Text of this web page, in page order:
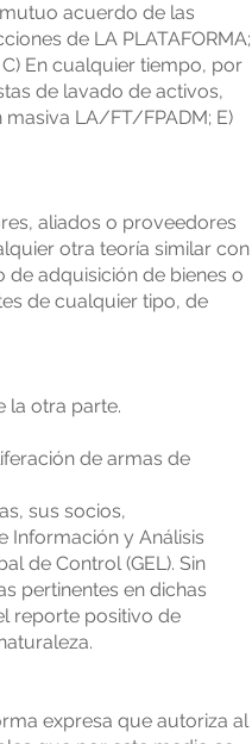
acuerdo de las
de LA PLATAFORMA;
En cualquier tiempo, por
de lavado de activos,
LA/FT/FPADM; E)
aliados o proveedores
otra teoría similar con
adquisición de bienes o
de cualquier tipo, de
la otra parte.
de armas de
sus socios,
Información y Análisis
de Control (GEL). Sin
pertinentes en dichas
reporte positivo de
expresa que autoriza al